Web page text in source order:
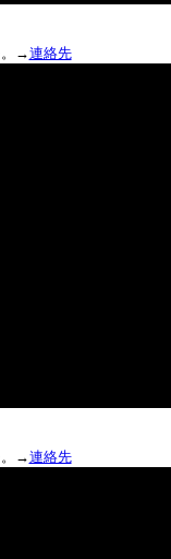
。→連絡先
。→連絡先